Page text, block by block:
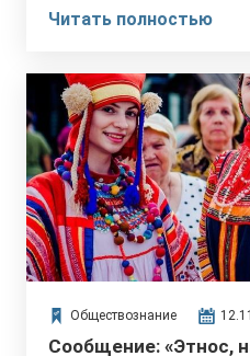
Читать полностью
Обществознание
Сообщение: «Этнос,